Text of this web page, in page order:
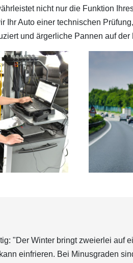
nicht nur die Funktion
Ihr Auto einer technischen
und ärgerliche Pannen auf
"Der Winter bringt zweierlei auf
einfrieren. Bei Minusgraden